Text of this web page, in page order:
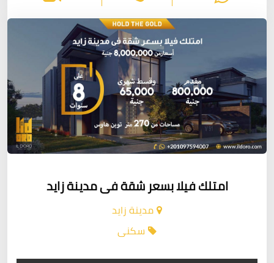
امتلك فيلا بسعر شقة فى مدينة زايد
مدينة زايد
سكنى